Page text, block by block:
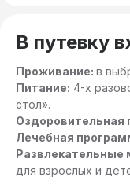
В путевку
Проживание: в
Питание: 4-х
стол».
Оздоровительная
Лечебная
Развлекательные
для взрослых и